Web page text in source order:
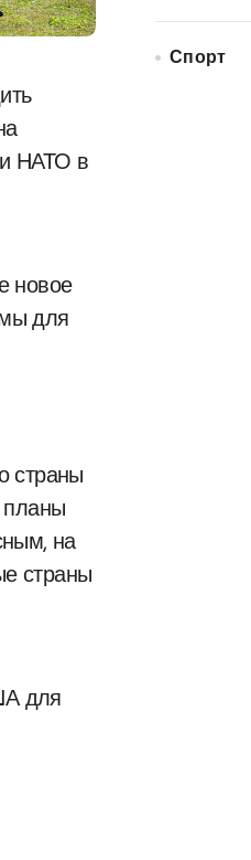
НАТО в
новое
для
страны
планы
на
страны
для
Спорт